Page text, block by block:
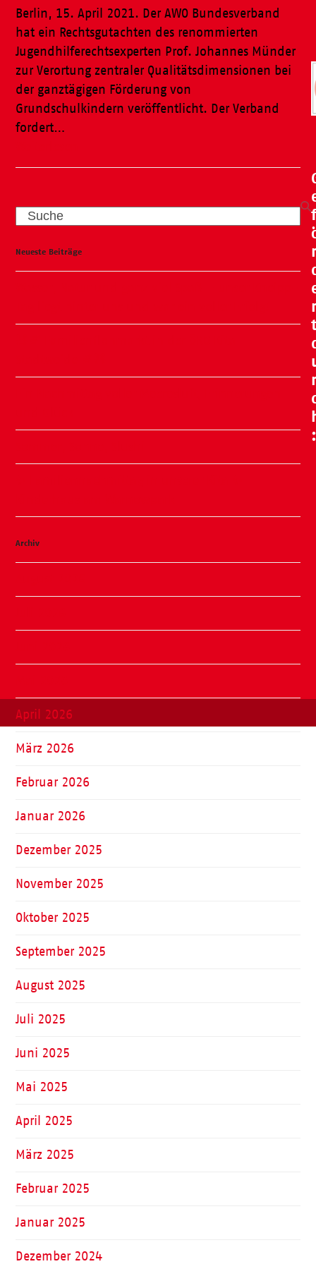
Berlin, 15. April 2021. Der AWO Bundesverband
hat ein Rechtsgutachten des renommierten
Jugendhilferechtsexperten Prof. Johannes Münder
zur Verortung zentraler Qualitätsdimensionen bei
der ganztägigen Förderung von
Grundschulkindern veröffentlicht. Der Verband
fordert…
Search
Neueste Beiträge
Archiv
April 2026
März 2026
Februar 2026
Januar 2026
Dezember 2025
November 2025
Oktober 2025
September 2025
August 2025
Juli 2025
Juni 2025
Mai 2025
April 2025
März 2025
Februar 2025
Januar 2025
Dezember 2024
f
r
r
t
r
: